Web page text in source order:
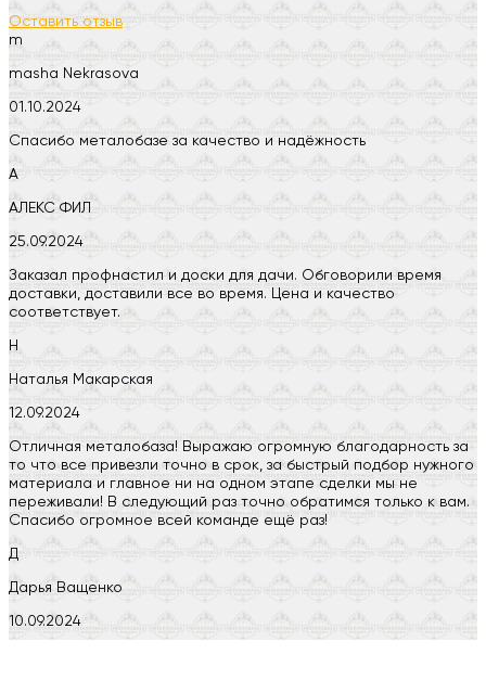
Оставить отзыв
m
masha Nekrasova
01.10.2024
Спасибо металобазе за качество и надёжность
А
АЛЕКС ФИЛ
25.09.2024
Заказал профнастил и доски для дачи. Обговорили время
доставки, доставили все во время. Цена и качество
соответствует.
Н
Наталья Макарская
12.09.2024
Отличная металобаза! Выражаю огромную благодарность за
то что все привезли точно в срок, за быстрый подбор нужного
материала и главное ни на одном этапе сделки мы не
переживали! В следующий раз точно обратимся только к вам.
Спасибо огромное всей команде ещё раз!
Д
Дарья Ващенко
10.09.2024